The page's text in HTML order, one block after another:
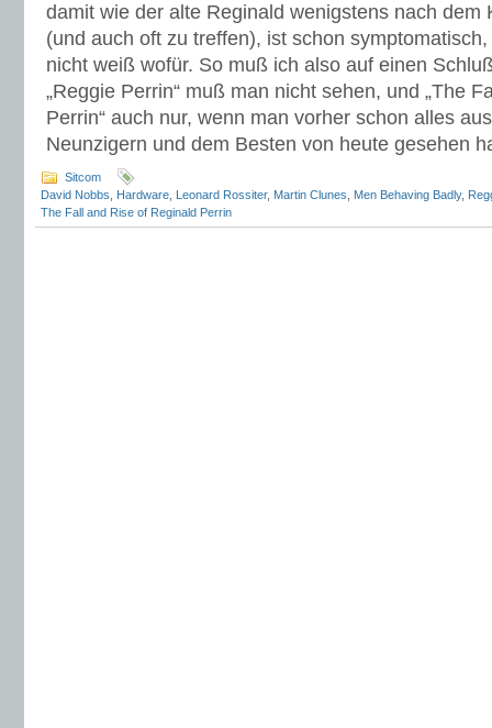
damit wie der alte Reginald wenigstens nach dem
(und auch oft zu treffen), ist schon
nicht weiß wofür. So muß ich also auf einen
„Reggie Perrin“ muß man nicht sehen, und „The
Perrin“ auch nur, wenn man vorher schon alles
Neunzigern und dem Besten von heute gesehen
Sitcom
David Nobbs
Hardware Leonard Rossiter, Martin Clunes Men Behaving Badly,
The Fall and Rise of Reginald Perrin